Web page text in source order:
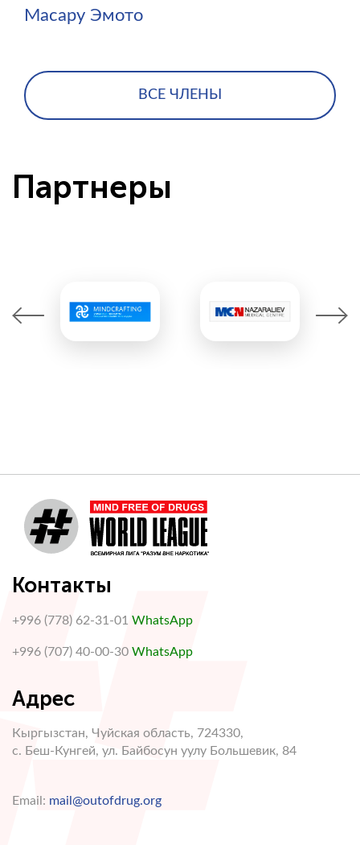
Масару Эмото
ВСЕ ЧЛЕНЫ
Партнеры
Контакты
+996 (778) 62-31-01 WhatsApp
+996 (707) 40-00-30 WhatsApp
Адрес
Кыргызстан, Чуйская область, 724330,
с. Беш-Кунгей, ул. Байбосун уулу Большевик, 84
Email: mail@outofdrug.org